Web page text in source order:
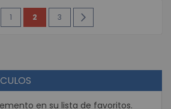
Página
Página
1
Estás
página
2 Página
3
en su lista de favoritos.